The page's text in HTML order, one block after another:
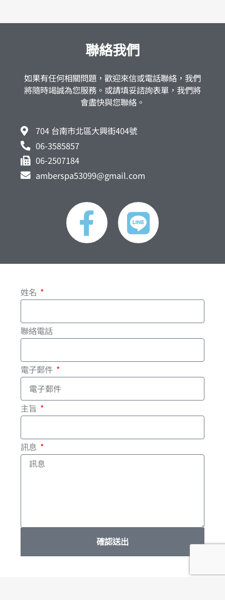
聯絡我們
如果有任何相關問題，歡迎來信或電話聯絡，我們
將隨時竭誠為您服務。或請填妥諮詢表單，我們將
會盡快與您聯絡。
704 台南市北區大興街404號
06-3585857
06-2507184
amberspa53099@gmail.com
F
a
c
b
o
o
k
-
f
L
i
n
姓名
聯絡電話
電子郵件
主旨
訊息
確認送出